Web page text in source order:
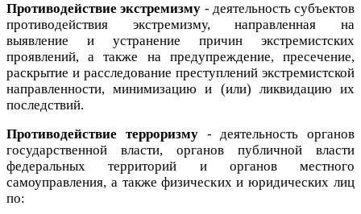
Противодействие экстремизму - деятельность субъектов
противодействия экстремизму, направленная на
выявление и устранение причин экстремистских
проявлений, а также на предупреждение, пресечение,
раскрытие и расследование преступлений экстремистской
направленности, минимизацию и (или) ликвидацию их
последствий.
Противодействие терроризму- деятельность органов
государственной власти, органов публичной власти
федеральных территорий и органов местного
самоуправления, а также физических и юридических лиц
по: